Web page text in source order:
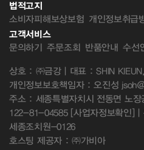
법적고지
소비자피해보상보험 개인정보취급
고객서비스
문의하기 주문조회 반품안내 수선
상호 : ㈜금강 | 대표 : SHIN
개인정보보호책임자 : 오진성
주소 : 세종특별자치시 전동면 노
122-81-04585 [사업자정보확인] |
세종조치원-0126
호스팅 제공자 : ㈜가비아